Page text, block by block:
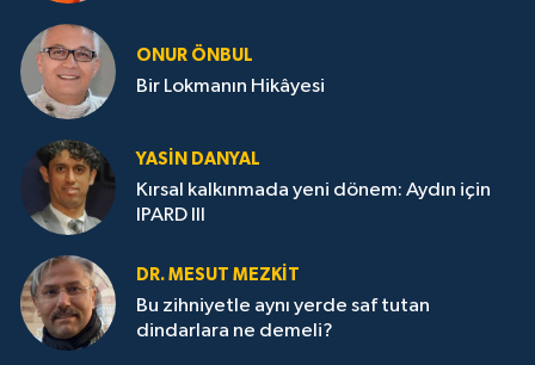
ONUR ÖNBUL
Bir Lokmanın Hikâyesi
YASIN DANYAL
Kırsal kalkınmada yeni dönem: Aydın için
IPARD III
DR. MESUT MEZKIT
Bu zihniyetle aynı yerde saf tutan
dindarlara ne demeli?